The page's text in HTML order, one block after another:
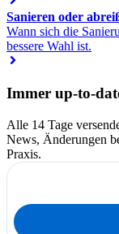
Sanieren oder
Wann sich die
bessere Wahl ist.
Immer up-to-
Alle 14 Tage
News, Änderungen
Praxis.